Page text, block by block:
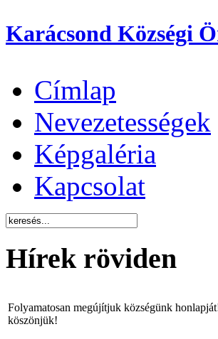
Karácsond Községi
Címlap
Nevezetességek
Képgaléria
Kapcsolat
Hírek röviden
Folyamatosan megújítjuk községünk
köszönjük!